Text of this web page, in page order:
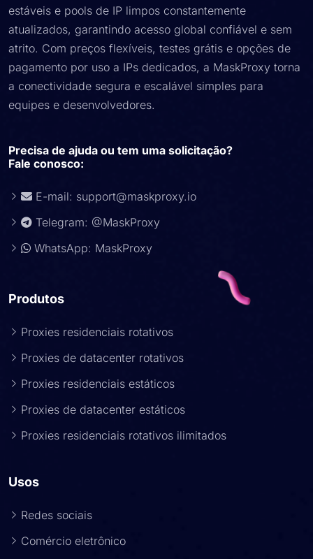
estáveis e pools de IP limpos constantemente
atualizados, garantindo acesso global confiável e sem
atrito. Com preços flexíveis, testes grátis e opções de
pagamento por uso a IPs dedicados, a MaskProxy torna
a conectividade segura e escalável simples para
equipes e desenvolvedores.
Precisa de ajuda ou tem uma solicitação?
Fale conosco:
E-mail: support@maskproxy.io
Telegram: @MaskProxy
WhatsApp: MaskProxy
Produtos
Proxies residenciais rotativos
Proxies de datacenter rotativos
Proxies residenciais estáticos
Proxies de datacenter estáticos
Proxies residenciais rotativos ilimitados
Usos
Redes sociais
Comércio eletrônico